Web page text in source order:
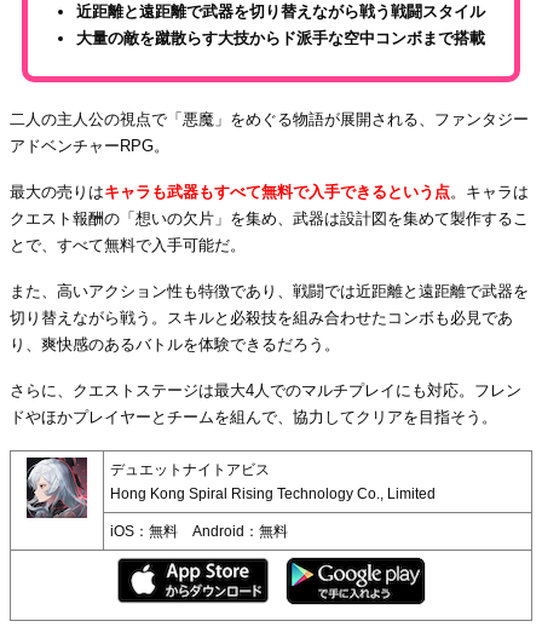
近距離と遠距離で武器を切り替えながら戦う戦闘スタイル
大量の敵を蹴散らす大技からド派手な空中コンボまで搭載
二人の主人公の視点で「悪魔」をめぐる物語が展開される、ファンタジー
アドベンチャーRPG。
最大の売りはキャラも武器もすべて無料で入手できるという点。キャラは
クエスト報酬の「想いの欠片」を集め、武器は設計図を集めて製作するこ
とで、すべて無料で入手可能だ。
また、高いアクション性も特徴であり、戦闘では近距離と遠距離で武器を
切り替えながら戦う。スキルと必殺技を組み合わせたコンボも必見であ
り、爽快感のあるバトルを体験できるだろう。
さらに、クエストステージは最大4人でのマルチプレイにも対応。フレン
ドやほかプレイヤーとチームを組んで、協力してクリアを目指そう。
デュエットナイトアビス
Hong Kong Spiral Rising Technology Co., Limited
iOS：無料 Android：無料